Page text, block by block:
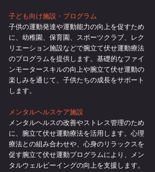
子ども向け施設・プログラム
子供の運動発達や運動能力の向上を促すため
に、幼稚園、保育園、スポーツクラブ、レク
リエーション施設などで腕立て伏せ運動療法
のプログラムを提供します。基礎的なファイ
ンモータースキルの向上や腕立て伏せ運動の
楽しみを通じて、子供たちの成長をサポート
します。
メンタルヘルスケア施設
メンタルヘルスの改善やストレス管理のため
に、腕立て伏せ運動療法を活用します。心理
療法との組み合わせや、心身のリラックスを
促す腕立て伏せ運動プログラムにより、メン
タルウェルビーイングの向上を支援します。